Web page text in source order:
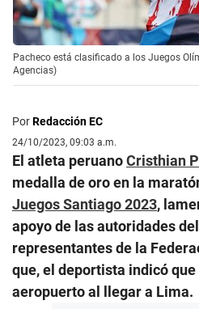
Pacheco está clasificado a los Juegos
Agencias)
PorRedacción EC
24/10/2023, 09:03 a.m.
El atleta peruanoCristhian
medalla de oro en la
Juegos Santiago 2023,
apoyo de las autoridades
representantes de la
que, el deportista indicó
aeropuerto al llegar a Lima.